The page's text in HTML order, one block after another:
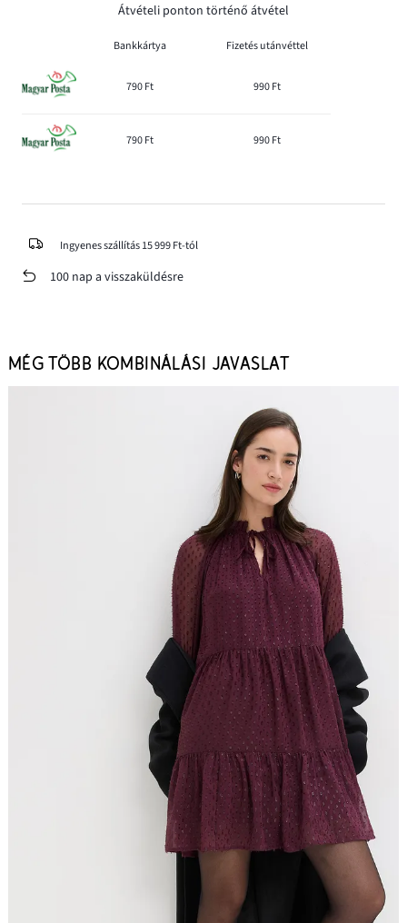
Átvételi ponton történő átvétel
Bankkártya Fizetés utánvéttel
790 Ft 990 Ft
790 Ft 990 Ft
Ingyenes szállítás 15 999 Ft-tól
100 nap a visszaküldésre
MÉG TÖBB KOMBINÁLÁSI JAVASLAT